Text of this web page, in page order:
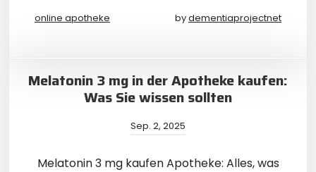
online apotheke bydementiaprojectnet
Melatonin 3 mg in der Apotheke kaufen:
Was Sie wissen sollten
Sep. 2, 2025
Melatonin 3 mg kaufen Apotheke: Alles, was